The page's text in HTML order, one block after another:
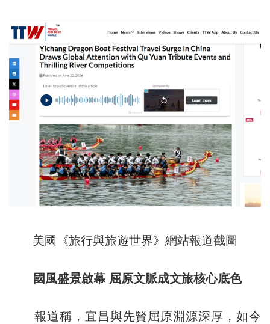
美國《旅行與旅遊世界》網站報道截圖
國風盛景啟幕 屈原文脈成文旅核心底色
報道稱，宜昌與先賢屈原淵源深厚，如今